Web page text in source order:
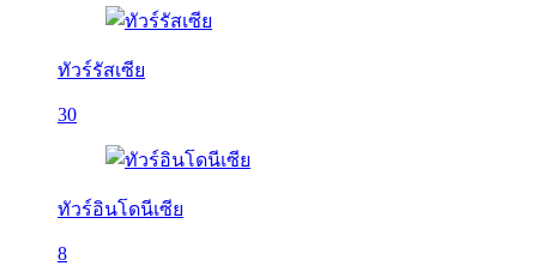
ทัวร์รัสเซีย
30
ทัวร์อินโดนีเซีย
8